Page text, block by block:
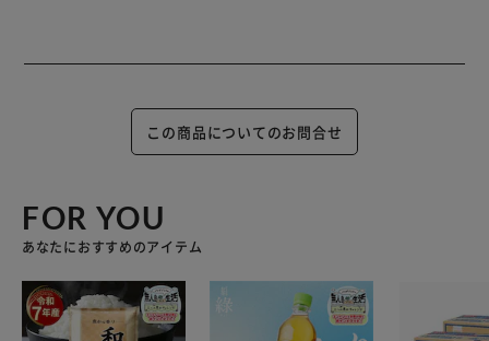
この商品についてのお問合せ
FOR YOU
あなたにおすすめのアイテム